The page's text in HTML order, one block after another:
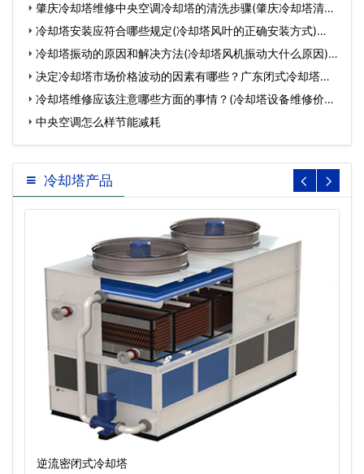
肇庆冷却塔维修中央空调冷却塔的清洗步骤(肇庆冷却塔清洗)
… 冷却塔安装应符合哪些规定(冷却塔风叶的正确安装方式)…
冷却塔振动的原因和解决方法(冷却塔风机振动大什么原因)…
决定冷却塔市场价格波动的因素有哪些？广东闭式冷却塔厂
家告…
冷却塔维修应该注意哪些方面的事情？(冷却塔设备维修价格)
… 中央空调怎么样节能减耗
冷却塔产品
逆流密闭式冷却塔